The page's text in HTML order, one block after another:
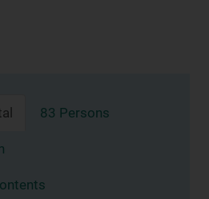
83 Persons